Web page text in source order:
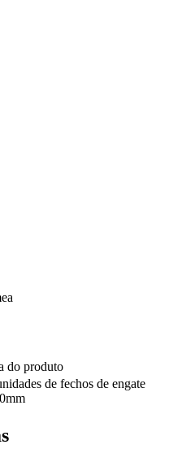
do produto
de fechos de engate